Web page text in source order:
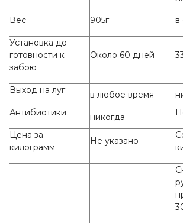
Вес 905г в
Установка до
готовности к
забою
Около 60 дней
Выход на луг в любое время
Антибиотики
никогда
Цена за
килограмм
Не указано